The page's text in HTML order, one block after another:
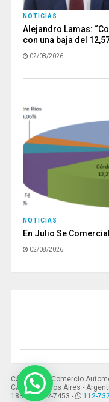
NOTICIAS
Alejandro Lamas:
con una baja del
02/08/2026
NOTICIAS
En Julio Se
02/08/2026
Cámara del Comercio
CABA - Buenos Aires -
1837 / 4822-7453 -
112-